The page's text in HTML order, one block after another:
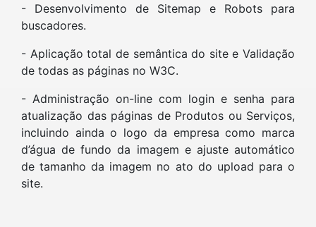
- Desenvolvimento de Sitemap e Robots para
buscadores.
- Aplicação total de semântica do site e Validação
de todas as páginas no W3C.
- Administração on-line com login e senha para
atualização das páginas de Produtos ou Serviços,
incluindo ainda o logo da empresa como marca
d’água de fundo da imagem e ajuste automático
de tamanho da imagem no ato do upload para o
site.